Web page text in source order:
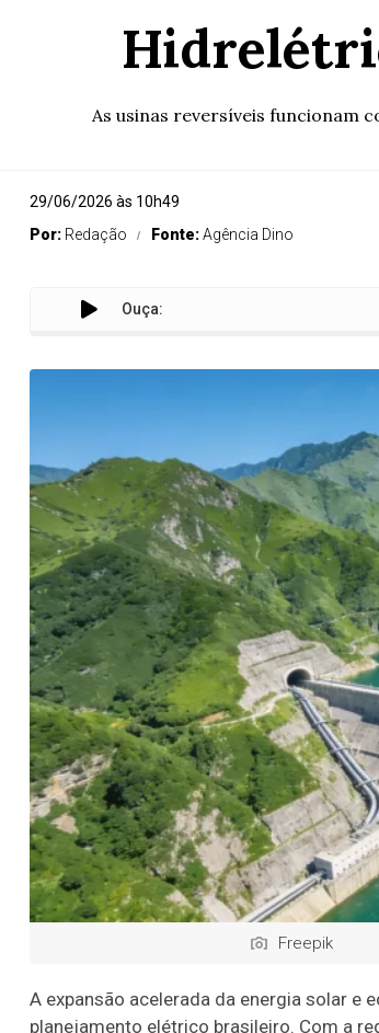
As usinas reversíveis funcionam
29/06/2026 às 10h49
Por: Redação Fonte:Agência Dino
Ouça:
Freepik
A expansão acelerada da energia solar e
planejamento elétrico brasileiro. Com a